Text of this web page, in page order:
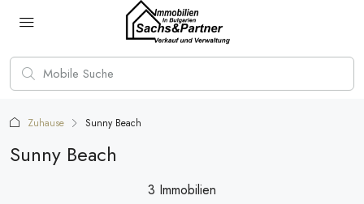
Zuhause Sunny Beach
Sunny Beach
3 Immobilien